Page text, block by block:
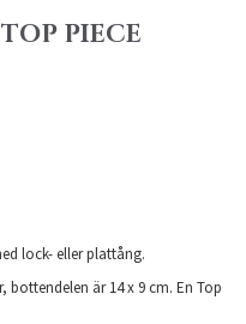
PIECE
lock- eller plattång.
bottendelen är 14 x 9 cm. En Top